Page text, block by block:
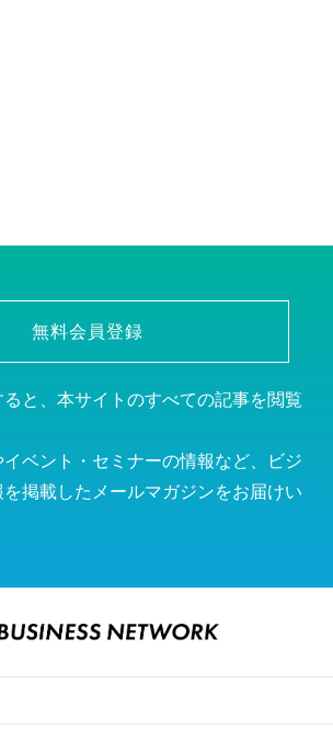
無料会員登録
と、本サイトのすべての記事を閲覧
イベント・セミナーの情報など、ビジ
掲載したメールマガジンをお届けい